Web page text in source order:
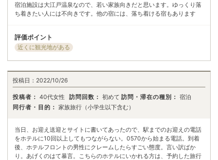
宿泊施設は大江戸温泉なので、若い家族向きだと思います。ゆっくり落
ち着きたい人には不向きです。他の宿には、落ち着ける宿もあります
評価ポイント
近くに観光地がある
投稿日： 2022/10/26
投稿者： 40代女性 訪問回数： 初めて 訪問・滞在の種別： 宿泊
同行者・目的： 家族旅行（小学生以下含む）
当日、お迎え送迎とサイトに書いてあったので、駅までのお迎えの電話
をホテルに10回以上してもつながらない。0570から始まる電話。到着
後、ホテルフロントの男性にクレームしたらすごい態度。言い訳ばか
り。あげくのはて暴言。こちらのホテルにいかれる方は、予約した旅行